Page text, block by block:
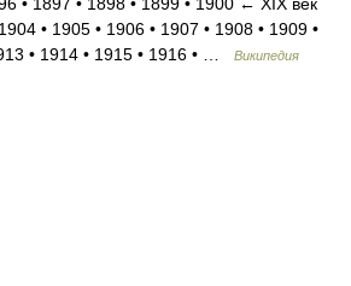
• 1905 • 1906 • 1907 • 1908 • 1909 •
• 1914 • 1915 • 1916 • …
Википедия